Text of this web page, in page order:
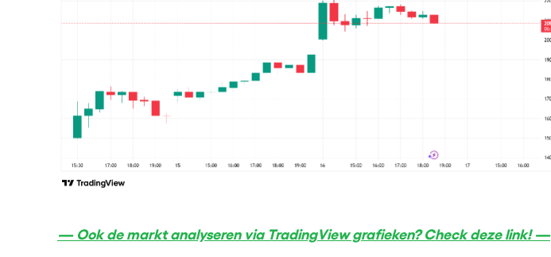
— Ook de markt analyseren via TradingView grafieken? Check deze link! —